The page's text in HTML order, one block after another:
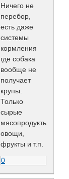
Ничего не
перебор,
есть даже
системы
кормления
где собака
вообще не
получает
крупы.
Только
сырые
мясопродукты,
овощи,
фрукты и т.п.
0